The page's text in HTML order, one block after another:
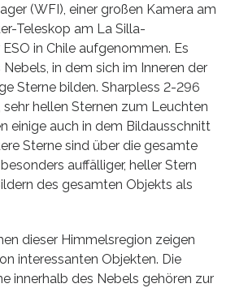
(WFI), einer großen Kamera am
Teleskop am La Silla-
in Chile aufgenommen. Es
in dem sich im Inneren der
Sterne bilden. Sharpless 2-296
hellen Sternen zum Leuchten
einige auch in dem Bildausschnitt
Sterne sind über die gesamte
auffälliger, heller Stern
des gesamten Objekts als
dieser Himmelsregion zeigen
interessanten Objekten. Die
innerhalb des Nebels gehören zur